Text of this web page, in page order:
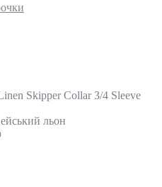
Skipper Collar 3/4 Sleeve
льон